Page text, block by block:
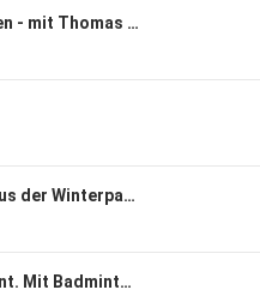
(aller Zeiten?)
fast zeitgleich und wir
Volle Platte, leere Hallen - mit Thomas Fuchs
Kontrolliert defensiv aus der Winterpause
In Bewegung. Im Moment. Mit Badminton